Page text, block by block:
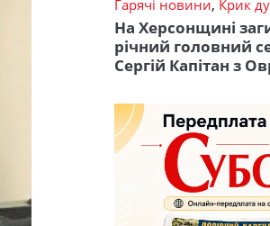
Гарячі новини, Крик
На Херсонщині
річний головний
Сергій Капітан з